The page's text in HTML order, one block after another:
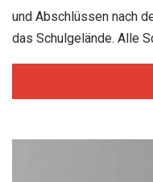
und Abschlüssen nach
das Schulgelände. Alle